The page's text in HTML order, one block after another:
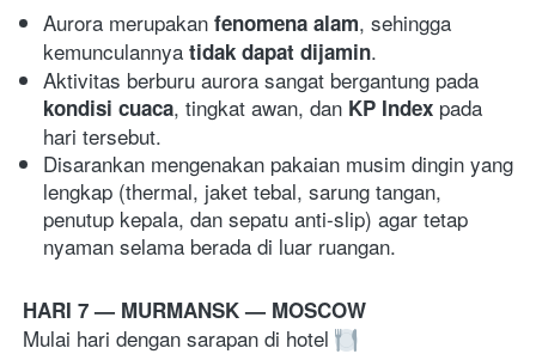
Aurora merupakan fenomena alam, sehingga
kemunculannya tidak dapat dijamin.
kondisi cuaca, tingkat awan, dan KP Index pada
hari tersebut.
Disarankan mengenakan pakaian musim dingin yang
lengkap (thermal, jaket tebal, sarung tangan,
penutup kepala, dan sepatu anti-slip) agar tetap
nyaman selama berada di luar ruangan.
HARI 7 — MURMANSK — MOSCOW
Mulai hari dengan sarapan di hotel